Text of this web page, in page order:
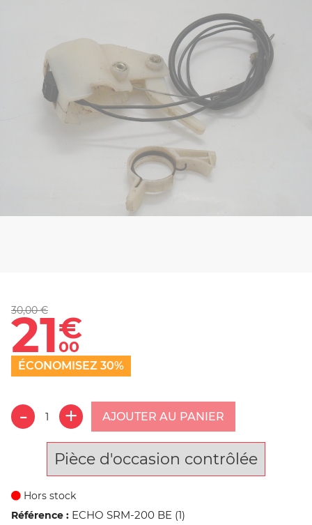
30,00 €
21€
00
ÉCONOMISEZ 30%
AJOUTER AU PANIER
Pièce d'occasion contrôlée
Hors stock
Référence : ECHO SRM-200 BE (1)